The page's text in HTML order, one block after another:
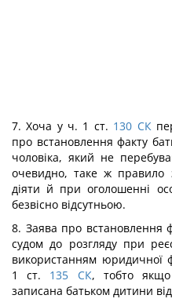
7. Хоча у ч. 1 ст. 130 СК
про встановлення факту
чоловіка, який не
очевидно, таке ж правило
діяти й при оголошенні
безвісно відсутньою.
8. Заява про встановлення
судом до розгляду при
використанням юридичної
1 ст. 135 СК, тобто
записана батьком дитини